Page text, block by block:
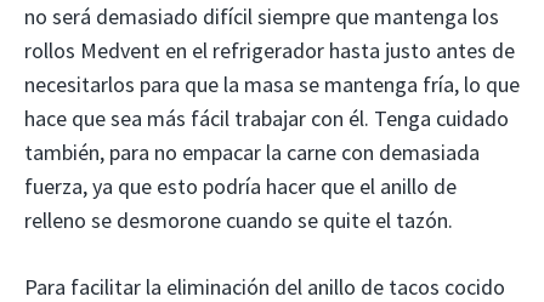
no será demasiado difícil siempre que mantenga los
rollos Medvent en el refrigerador hasta justo antes de
necesitarlos para que la masa se mantenga fría, lo que
hace que sea más fácil trabajar con él. Tenga cuidado
también, para no empacar la carne con demasiada
fuerza, ya que esto podría hacer que el anillo de
relleno se desmorone cuando se quite el tazón.
Para facilitar la eliminación del anillo de tacos cocido